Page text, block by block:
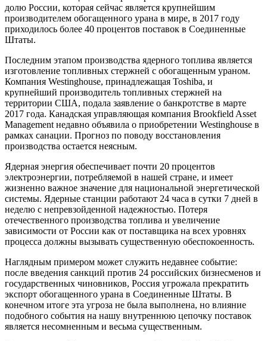
долю России, которая сейчас является крупнейшим
производителем обогащенного урана в мире, в 2017 году
приходилось более 40 процентов поставок в Соединенные
Штаты.
Последним этапом производства ядерного топлива является
изготовление топливных стержней с обогащенным ураном.
Компания Westinghouse, принадлежащая Toshiba, и
крупнейший производитель топливных стержней на
территории США, подала заявление о банкротстве в марте
2017 года. Канадская управляющая компания Brookfield Asset
Management недавно объявила о приобретении Westinghouse в
рамках санации. Прогноз по поводу восстановления
производства остается неясным.
Ядерная энергия обеспечивает почти 20 процентов
электроэнергии, потребляемой в нашей стране, и имеет
жизненно важное значение для национальной энергетической
системы. Ядерные станции работают 24 часа в сутки 7 дней в
неделю с непревзойденной надежностью. Потеря
отечественного производства топлива и увеличение
зависимости от России как от поставщика на всех уровнях
процесса должны вызывать существенную обеспокоенность.
Наглядным примером может служить недавнее событие:
после введения санкций против 24 российских бизнесменов и
государственных чиновников, Россия угрожала прекратить
экспорт обогащенного урана в Соединенные Штаты. В
конечном итоге эта угроза не была выполнена, но влияние
подобного события на нашу внутреннюю цепочку поставок
является несомненным и весьма существенным.